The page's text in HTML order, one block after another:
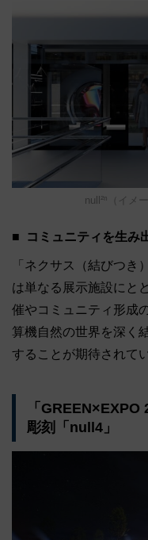
null²ⁿ（イメ
コミュニティを生み
「ネクサス（結びつき
は単なる展示施設にと
催やコミュニティ形成
算機自然の世界を深く
することが期待されて
「
彫刻「null4」